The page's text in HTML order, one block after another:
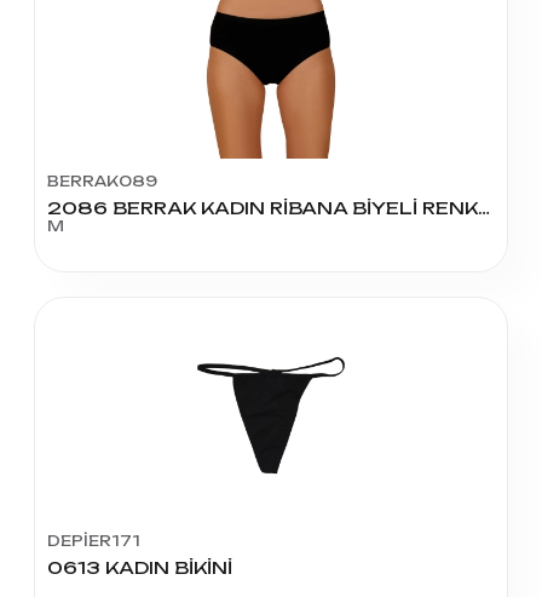
BERRAK089
2086 BERRAK KADIN RİBANA BİYELİ RENKLİ BATO M BEDEN
M
DEPİER171
0613 KADIN BİKİNİ